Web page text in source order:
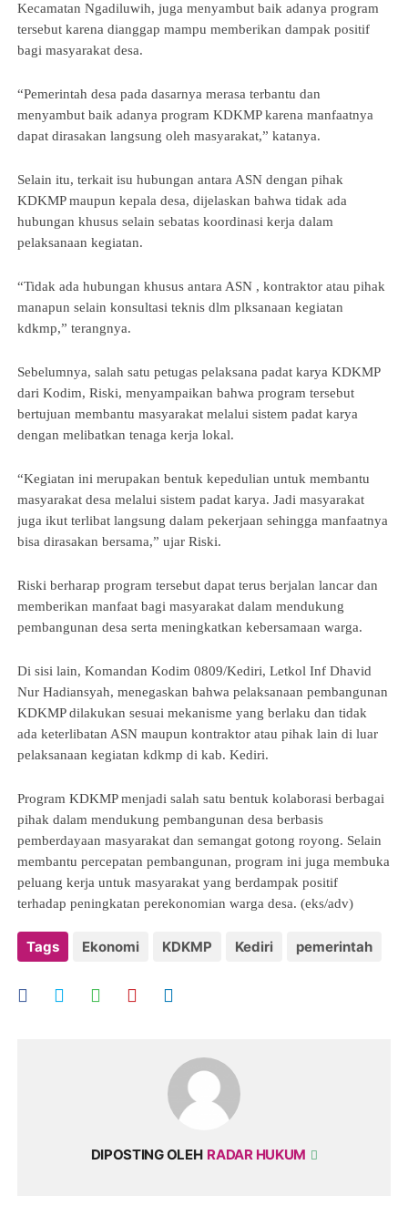
Kecamatan Ngadiluwih, juga menyambut baik adanya program
tersebut karena dianggap mampu memberikan dampak positif
bagi masyarakat desa.
“Pemerintah desa pada dasarnya merasa terbantu dan
menyambut baik adanya program KDKMP karena manfaatnya
dapat dirasakan langsung oleh masyarakat,” katanya.
Selain itu, terkait isu hubungan antara ASN dengan pihak
KDKMP maupun kepala desa, dijelaskan bahwa tidak ada
hubungan khusus selain sebatas koordinasi kerja dalam
pelaksanaan kegiatan.
“Tidak ada hubungan khusus antara ASN , kontraktor atau pihak
manapun selain konsultasi teknis dlm plksanaan kegiatan
kdkmp,” terangnya.
Sebelumnya, salah satu petugas pelaksana padat karya KDKMP
dari Kodim, Riski, menyampaikan bahwa program tersebut
bertujuan membantu masyarakat melalui sistem padat karya
dengan melibatkan tenaga kerja lokal.
“Kegiatan ini merupakan bentuk kepedulian untuk membantu
masyarakat desa melalui sistem padat karya. Jadi masyarakat
juga ikut terlibat langsung dalam pekerjaan sehingga manfaatnya
bisa dirasakan bersama,” ujar Riski.
Riski berharap program tersebut dapat terus berjalan lancar dan
memberikan manfaat bagi masyarakat dalam mendukung
pembangunan desa serta meningkatkan kebersamaan warga.
Di sisi lain, Komandan Kodim 0809/Kediri, Letkol Inf Dhavid
Nur Hadiansyah, menegaskan bahwa pelaksanaan pembangunan
KDKMP dilakukan sesuai mekanisme yang berlaku dan tidak
ada keterlibatan ASN maupun kontraktor atau pihak lain di luar
pelaksanaan kegiatan kdkmp di kab. Kediri.
Program KDKMP menjadi salah satu bentuk kolaborasi berbagai
pihak dalam mendukung pembangunan desa berbasis
pemberdayaan masyarakat dan semangat gotong royong. Selain
membantu percepatan pembangunan, program ini juga membuka
peluang kerja untuk masyarakat yang berdampak positif
terhadap peningkatan perekonomian warga desa. (eks/adv)
Tags Ekonomi KDKMP Kediri pemerintah
DIPOSTING OLEH RADAR HUKUM